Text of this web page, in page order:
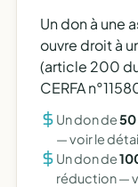
Un don à une
ouvre droit à
(article 200
CERFA
Un don de
—voir le
Un don de
réduction —